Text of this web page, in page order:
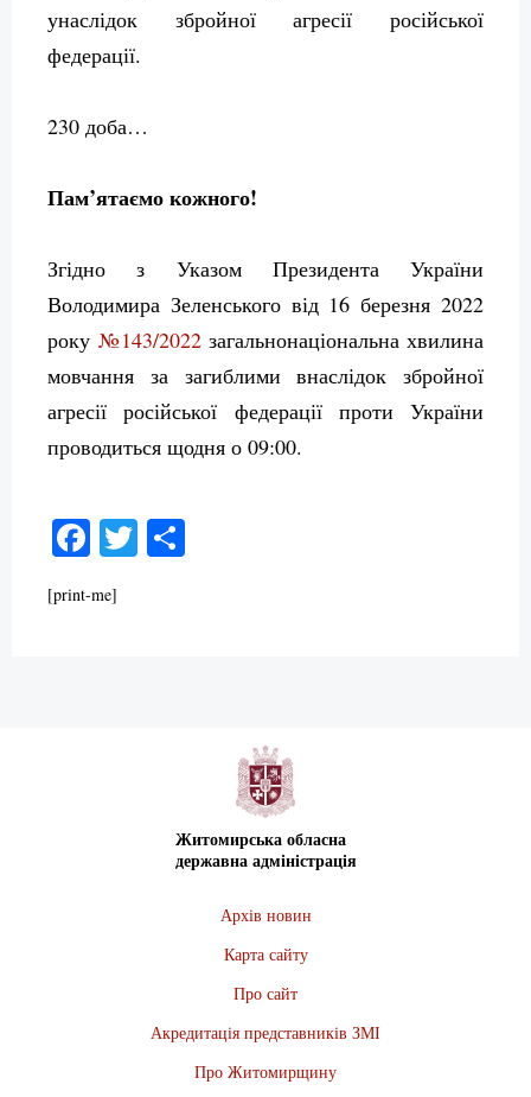
унаслідок збройної агресії російської
федерації.
230 доба…
Пам’ятаємо кожного!
Згідно з Указом Президента України
Володимира Зеленського від 16 березня 2022
року №143/2022 загальнонаціональна хвилина
мовчання за загиблими внаслідок збройної
агресії російської федерації проти України
проводиться щодня о 09:00.
Facebook
Twitter
[print-me]
Житомирська обласна
державна адміністрація
Архів новин
Карта сайту
Про сайт
Акредитація представників ЗМІ
Про Житомирщину